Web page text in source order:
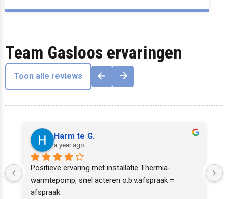
Team Gasloos ervaringen
Toon alle reviews
Harm te G.
a year ago
Positieve ervaring met installatie Thermia-
warmtepomp, snel acteren o.b.v.afspraak =
afspraak.